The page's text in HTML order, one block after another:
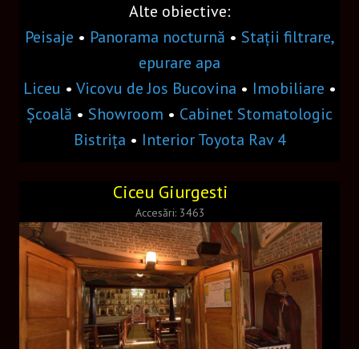
Tarta
Cafea frappe
Papusă
Nikon L27
Monument istoric
Incarcator
Alte obiective:
Peisaje • Panorama nocturnă • Stații filtrare,
epurare apa
Liceu • Vicovu de Jos Bucovina • Imobiliare •
Școală • Showroom • Cabinet Stomatologic
Bistrița • Interior Toyota Rav 4
Ciceu Giurgesti
Accesări: 3463